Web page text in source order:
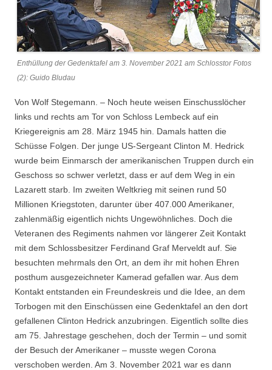
Enthüllung der Gedenktafel am 3. November 2021 am Schlosstor Fotos
(2): Guido Bludau
Von Wolf Stegemann. – Noch heute weisen Einschusslöcher
links und rechts am Tor von Schloss Lembeck auf ein
Kriegereignis am 28. März 1945 hin. Damals hatten die
Schüsse Folgen. Der junge US-Sergeant Clinton M. Hedrick
wurde beim Einmarsch der amerikanischen Truppen durch ein
Geschoss so schwer verletzt, dass er auf dem Weg in ein
Lazarett starb. Im zweiten Weltkrieg mit seinen rund 50
Millionen Kriegstoten, darunter über 407.000 Amerikaner,
zahlenmäßig eigentlich nichts Ungewöhnliches. Doch die
Veteranen des Regiments nahmen vor längerer Zeit Kontakt
mit dem Schlossbesitzer Ferdinand Graf Merveldt auf. Sie
besuchten mehrmals den Ort, an dem ihr mit hohen Ehren
posthum ausgezeichneter Kamerad gefallen war. Aus dem
Kontakt entstanden ein Freundeskreis und die Idee, an dem
Torbogen mit den Einschüssen eine Gedenktafel an den dort
gefallenen Clinton Hedrick anzubringen. Eigentlich sollte dies
am 75. Jahrestage geschehen, doch der Termin – und somit
der Besuch der Amerikaner – musste wegen Corona
verschoben werden. Am 3. November 2021 war es dann